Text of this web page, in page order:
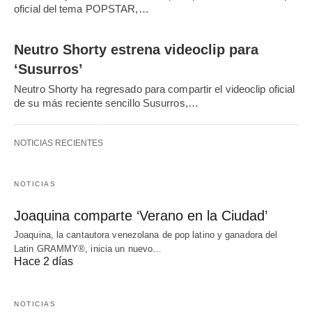
oficial del tema POPSTAR,…
Neutro Shorty estrena videoclip para
‘Susurros’
Neutro Shorty ha regresado para compartir el videoclip oficial
de su más reciente sencillo Susurros,…
NOTICIAS RECIENTES
NOTICIAS
Joaquina comparte ‘Verano en la Ciudad’
Joaquina, la cantautora venezolana de pop latino y ganadora del
Latin GRAMMY®, inicia un nuevo…
Hace 2 días
NOTICIAS